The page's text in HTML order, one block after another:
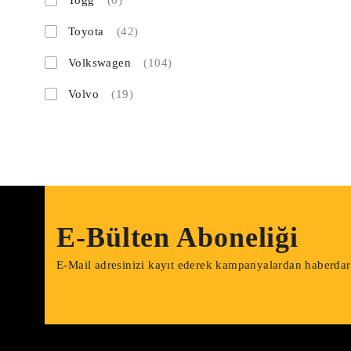
Toyota (42)
Volkswagen (104)
Volvo (19)
E-Bülten Aboneliği
E-Mail adresinizi kayıt ederek kampanyalardan